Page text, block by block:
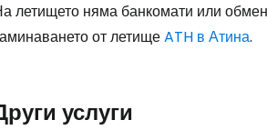
летището няма банкомати или
от летищеATH в Атина.
услуги